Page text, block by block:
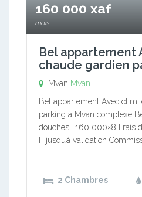
160 000 xaf
mois
Bel appartement
chaude gardien
Mvan Mvan
Bel appartement Avec clim,
parking à Mvan complexe
douches….160 000×8 Frais
F jusqu’à validation
2 Chambres